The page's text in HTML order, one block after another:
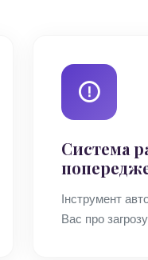
Система
Інструмент
Вас про